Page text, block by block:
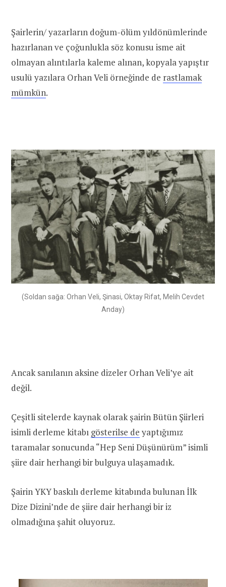
Şairlerin/ yazarların doğum-ölüm yıldönümlerinde
hazırlanan ve çoğunlukla söz konusu isme ait
olmayan alıntılarla kaleme alınan, kopyala yapıştır
usulü yazılara Orhan Veli örneğinde de rastlamak
mümkün.
(Soldan sağa: Orhan Veli, Şinasi, Oktay Rifat, Melih Cevdet
Anday)
Ancak sanılanın aksine dizeler Orhan Veli’ye ait
değil.
Çeşitli sitelerde kaynak olarak şairin Bütün Şiirleri
isimli derleme kitabı gösterilse de yaptığımız
taramalar sonucunda “Hep Seni Düşünürüm” isimli
şiire dair herhangi bir bulguya ulaşamadık.
Şairin YKY baskılı derleme kitabında bulunan İlk
Dize Dizini’nde de şiire dair herhangi bir iz
olmadığına şahit oluyoruz.